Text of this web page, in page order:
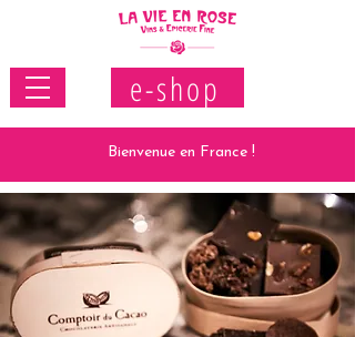
Bienvenue en France !
e-shop